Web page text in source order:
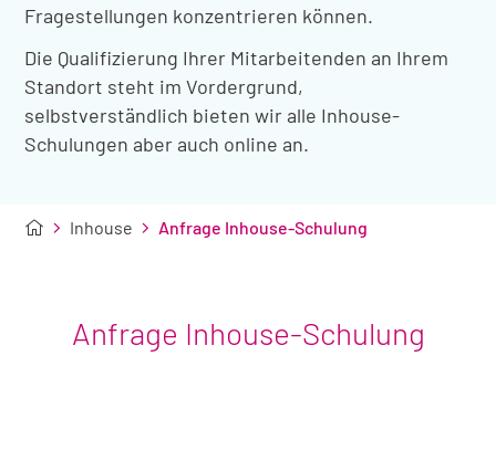
Fragestellungen konzentrieren können.
Die Qualifizierung Ihrer Mitarbeitenden an Ihrem
Standort steht im Vordergrund,
selbstverständlich bieten wir alle Inhouse-
Schulungen aber auch online an.
Inhouse Anfrage Inhouse-Schulung
Anfrage Inhouse-Schulung